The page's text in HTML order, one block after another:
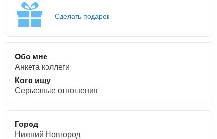
Сделать подарок
Обо мне
Анкета коллеги
Кого ищу
Серьезные отношения
Город
Нижний Новгород